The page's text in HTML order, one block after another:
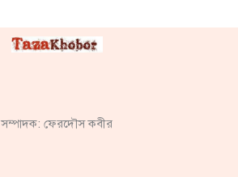
সম্পাদক: ফেরদৌস কবীর